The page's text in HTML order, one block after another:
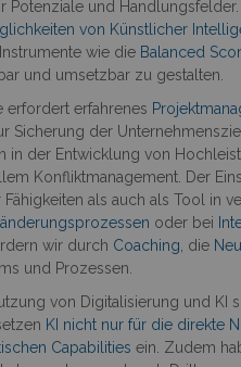
Potenziale und
von Künstlicher
wie die Balanced
und umsetzbar zu gestalten.
erfordert erfahrenes
Sicherung der
in der Entwicklung von
Konfliktmanagement. Der
als auch als Tool in
oder bei
wir durch Coaching , die
und Prozessen.
von Digitalisierung und KI
KI nicht nur für die direkte
Capabilities ein. Zudem